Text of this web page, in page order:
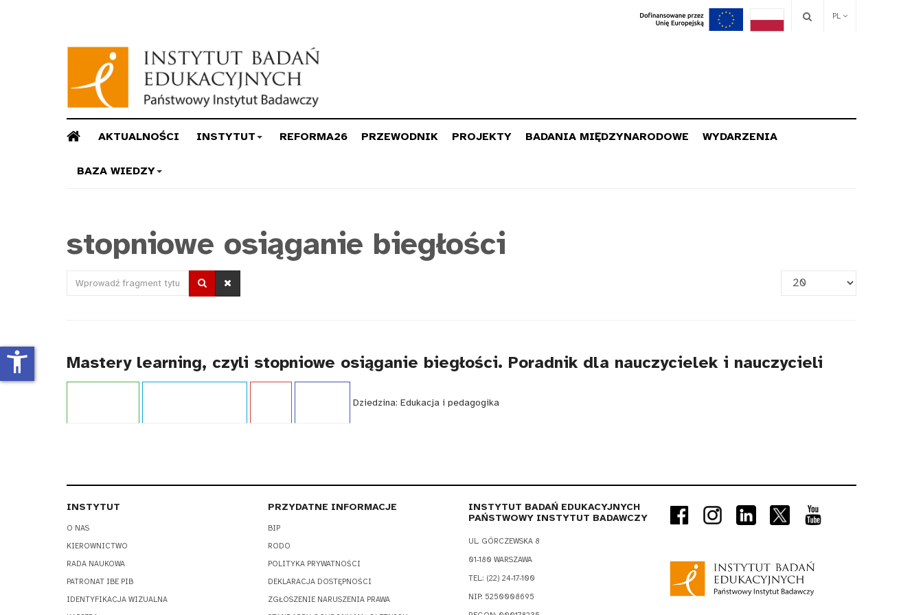
PL
AKTUALNOŚCI INSTYTUT REFORMA26 PRZEWODNIK PROJEKTY BADANIA MIĘDZYNARODOWE WYDARZENIA
BAZA WIEDZY
stopniowe osiąganie biegłości
Wprowadź
Pokaż
Mastery learning, czyli stopniowe osiąganie biegłości. Poradnik dla nauczycielek i nauczycieli
Dziedzina: Edukacja i pedagogika
INSTYTUT
O NAS
KIEROWNICTWO
RADA NAUKOWA
PATRONAT IBE PIB
IDENTYFIKACJA WIZUALNA
PRZYDATNE INFORMACJE
BIP
RODO
POLITYKA PRYWATNOŚCI
DEKLARACJA DOSTĘPNOŚCI
ZGŁOSZENIE NARUSZENIA PRAWA
INSTYTUT BADAŃ EDUKACYJNYCH
PAŃSTWOWY INSTYTUT BADAWCZY
UL. GÓRCZEWSKA 8
01-180 WARSZAWA
TEL.: (22) 24-17-100
NIP: 5250008695
accessibility_new